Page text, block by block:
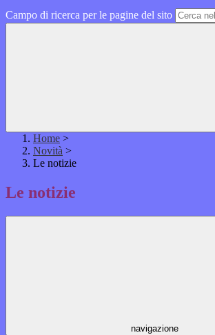
Campo di ricerca per le pagine del sito
Home >
Novità >
Le notizie
Le notizie
navigazione